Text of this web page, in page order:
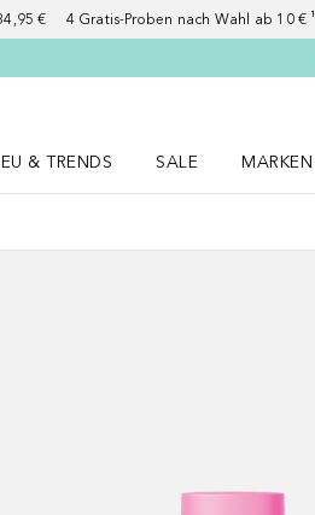
€ 4 Gratis-Proben nach Wahl ab 10 € ¹
& TRENDS
SALE
MARKEN